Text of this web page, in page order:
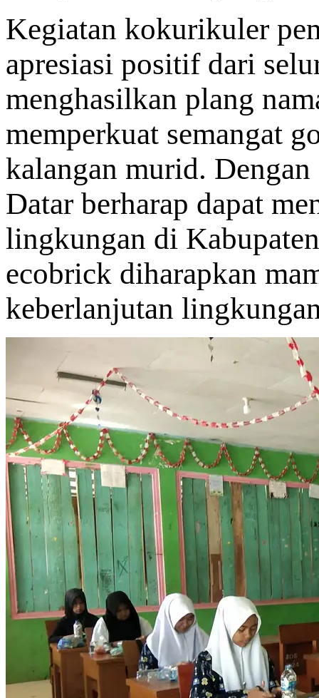
Kegiatan kokurikuler
apresiasi positif dari
menghasilkan plang
memperkuat semangat
kalangan murid.
Datar berharap dapat
lingkungan di
ecobrick diharapkan
keberlanjutan